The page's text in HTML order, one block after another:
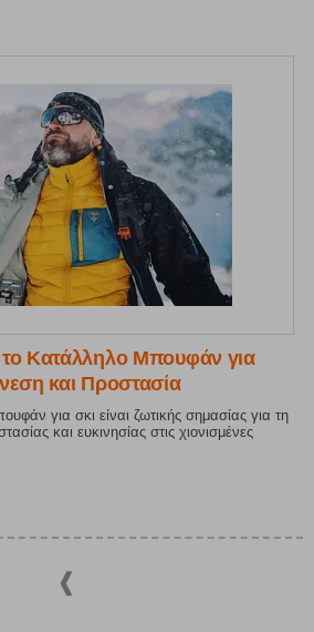
το Κατάλληλο Μπουφάν για
και Προστασία
για σκι είναι ζωτικής σημασίας για τη
και ευκινησίας στις χιονισμένες